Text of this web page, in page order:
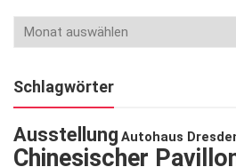
Schlagwörter
Ausstellung Autohaus
Chinesischer